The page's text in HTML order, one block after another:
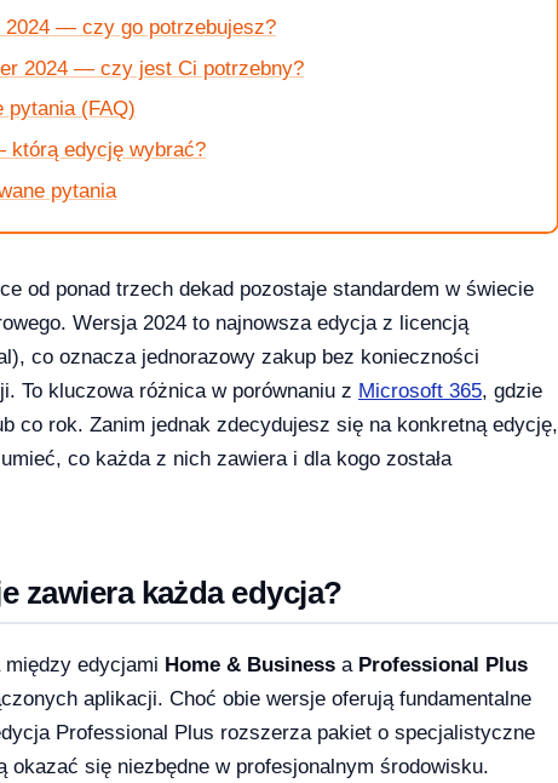
operacyjny
2024 — czy go potrzebujesz?
2024 — czy jest Ci potrzebny?
pytania (FAQ)
którą edycję wybrać?
pytania
od ponad trzech dekad pozostaje standardem w świecie
Wersja 2024 to najnowsza edycja z licencją
co oznacza jednorazowy zakup bez konieczności
To kluczowa różnica w porównaniu z Microsoft 365, gdzie
co rok. Zanim jednak zdecydujesz się na konkretną edycję,
co każda z nich zawiera i dla kogo została
zawiera każda edycja?
edycjami Home & Business a Professional Plus
aplikacji. Choć obie wersje oferują fundamentalne
Professional Plus rozszerza pakiet o specjalistyczne
okazać się niezbędne w profesjonalnym środowisku.